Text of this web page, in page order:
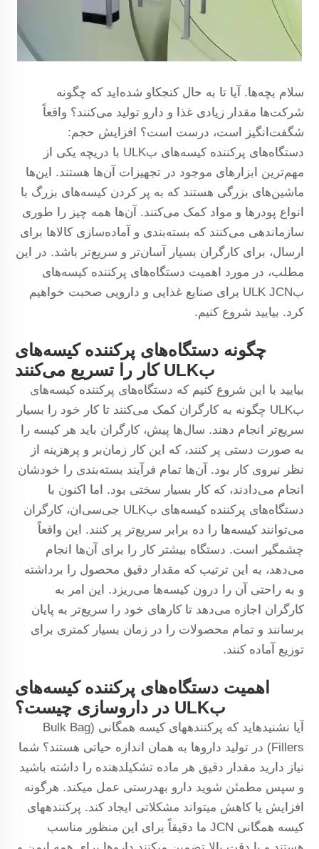
سلام بچه‌ها. آیا تا به حال کنجکاو شده‌اید که چگونه
شرکت‌ها مقدار زیادی غذا و دارو تولید می‌کنند؟ واقعاً
شگفت‌انگیز است، درست است؟ افزایش حجم:
دستگاه‌های پرکننده کیسه‌های بULK با دریچه یکی از
مهم‌ترین ابزارهای موجود در تجهیزات آن‌ها هستند. این‌ها
ماشین‌های بزرگی هستند که به پر کردن کیسه‌های بزرگ با
انواع پودرها و مواد کمک می‌کنند. آن‌ها همه چیز را طوری
سازماندهی می‌کنند که بسته‌بندی و آماده‌سازی کالاها برای
ارسال، برای کارگران بسیار آسان‌تر و سریع‌تر باشد. در این
مطلب، در مورد اهمیت دستگاه‌های پرکننده کیسه‌های
بULK JCN برای صنایع غذایی و دارویی صحبت خواهیم
کرد. بیایید شروع کنیم.
چگونه دستگاه‌های پرکننده کیسه‌های
بULK کار را تسریع می‌کنند
بیایید با این شروع کنیم که دستگاه‌های پرکننده کیسه‌های
بULK چگونه به کارگران کمک می‌کنند تا کار خود را بسیار
سریع‌تر انجام دهند. سال‌ها پیش، کارگران باید هر کیسه را
به صورت دستی پر کنند، که این کار زمان‌بر و پرهزینه از
نظر نیروی کار بود. آن‌ها تمام فرآیند بسته‌بندی را خودشان
انجام می‌دادند، که کار بسیار سختی بود. اما اکنون با
دستگاه‌های پرکننده کیسه‌های بULK جی‌سی‌ان، کارگران
می‌توانند کیسه‌ها را ده برابر سریع‌تر پر کنند. این واقعاً
چشمگیر است. دستگاه بیشتر کار را برای آن‌ها انجام
می‌دهد، به این ترتیب که مقدار دقیق محصول را برداشته
و به راحتی آن را درون کیسه‌ها می‌ریزد. این امر به
کارگران اجازه می‌دهد تا کارهای خود را سریع‌تر به پایان
برسانند و تمام محصولات را در زمان بسیار کمتری برای
توزیع آماده کنند.
اهمیت دستگاه‌های پرکننده کیسه‌های
بULK در داروسازی چیست؟
آیا نشنیدهاید که پرکنندههای کیسه همگانی (Bulk Bag
Fillers) در تولید داروها به همان اندازه حیاتی هستند؟ شما
نیاز دارید مقدار دقیق هر ماده تشکیلدهنده را داشته باشید
و سپس مطمئن شوید دارو بهدرستی عمل میکند. هرگونه
افزایش یا کاهش میتواند مشکلاتی ایجاد کند. پرکنندههای
کیسه همگانی JCN ما دقیقاً برای این منظور مناسب